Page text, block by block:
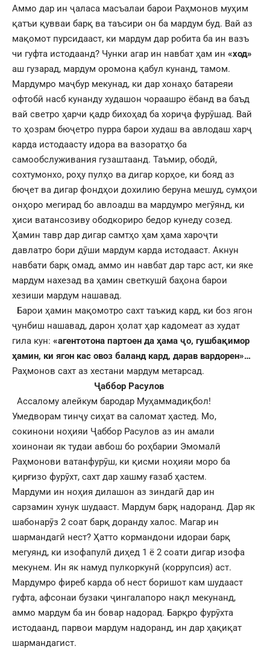
Аммо дар ин ҷаласа масъалаи барои Раҳмонов муҳим
қатъи қувваи барқ ва таъсири он ба мардум буд. Вай аз
мақомот пурсидааст, ки мардум дар робита ба ин вазъ
чи гуфта истодаанд? Чунки агар ин навбат ҳам ин «ход»
аш гузарад, мардум оромона қабул кунанд, тамом.
Мардумро маҷбур мекунад, ки дар хонаҳо батареяи
офтобӣ насб кунанду худашон чораашро ёбанд ва баъд
вай светро ҳарчи қадр бихоҳад ба хориҷа фурӯшад. Вай
то ҳозрам бюҷетро пурра барои худаш ва авлодаш харҷ
карда истодаасту идора ва вазоратҳо ба
самообслуживания гузаштаанд. Таъмир, ободӣ,
сохтумонхо, роҳу пулҳо ва дигар корҳое, ки бояд аз
бюҷет ва дигар фондҳои дохилию беруна мешуд, сумҳои
онҳоро мегирад бо авлоадш ва мардумро мегӯянд, ки
ҳиси ватансозиву ободкориро бедор кунеду созед.
Ҳамин тавр дар дигар самтҳо ҳам ҳама хароҷти
давлатро бори дӯши мардум карда истодааст. Акнун
навбати барқ омад, аммо ин навбат дар тарс аст, ки яке
мардум нахезад ва ҳамин светкушӣ баҳона барои
хезиши мардум нашавад.
Барои ҳамин мақомотро сахт таъкид кард, ки боз ягон
ҷунбиш нашавад, дарон ҳолат ҳар кадомеат аз худат
гила кун: «агентотона партоен да ҳама ҷо, гушбақимор
ҳамин, ки ягон кас овоз баланд кард, дарав вардорен»…
Раҳмонов сахт аз хестани мардум метарсад.
Ҷаббор Расулов
Ассалому алейкум бародар Муҳаммадиқбол!
Умедворам тинҷу сиҳат ва саломат ҳастед. Мо,
сокинони ноҳияи Ҷаббор Расулов аз ин амали
хоинонаи як тудаи авбош бо роҳбарии Эмомалӣ
Раҳмонови ватанфурӯш, ки қисми ноҳияи моро ба
қирғизо фурӯхт, сахт дар хашму ғазаб ҳастем.
Мардуми ин ноҳия дилашон аз зиндагӣ дар ин
сарзамин хунук шудааст. Мардум барқ надоранд. Дар як
шабонарӯз 2 соат барқ доранду халос. Магар ин
шармандагӣ нест? Ҳатто кормандони идораи барқ
мегуянд, ки изофапулӣ диҳед 1 ё 2 соати дигар изофа
мекунем. Ин як намуд пулкоркунӣ (коррупсия) аст.
Мардумро фиреб карда об нест боришот кам шудааст
гуфта, афсонаи бузаки ҷингалапоро нақл мекунанд,
аммо мардум ба ин бовар надорад. Барқро фурӯхта
истодаанд, парвои мардум надоранд, ин дар ҳақиқат
шармандагист.